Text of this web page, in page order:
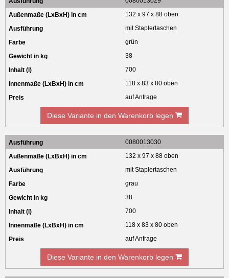
132 x 97 x 88 oben
mit Staplertaschen
grün
38
700
118 x 83 x 80 oben
auf Anfrage
Diese Variante in den Warenkorb legen
0080013030
132 x 97 x 88 oben
mit Staplertaschen
grau
38
700
118 x 83 x 80 oben
auf Anfrage
Diese Variante in den Warenkorb legen